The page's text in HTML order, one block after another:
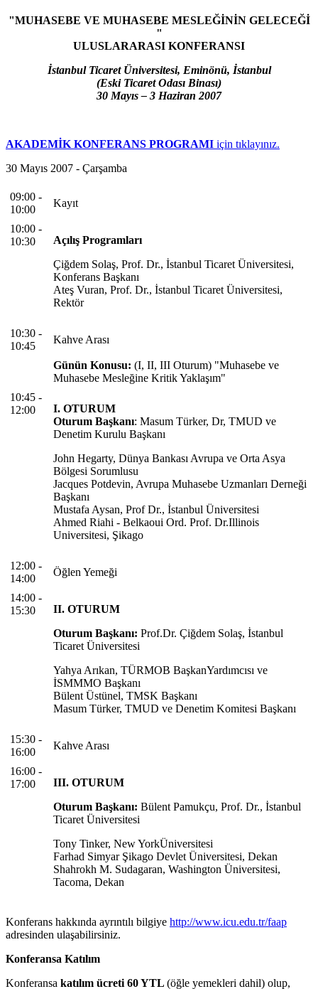
"MUHASEBE VE MUHASEBE MESLEĞİNİN GELECEĞİ
"
ULUSLARARASI KONFERANSI
İstanbul Ticaret Üniversitesi, Eminönü, İstanbul
(Eski Ticaret Odası Binası)
30 Mayıs – 3 Haziran 2007
AKADEMİK KONFERANS PROGRAMI için tıklayınız.
30 Mayıs 2007 - Çarşamba
09:00 -
10:00
Kayıt
10:00 -
10:30
Açılış Programları
Çiğdem Solaş, Prof. Dr., İstanbul Ticaret Üniversitesi,
Konferans Başkanı
Ateş Vuran, Prof. Dr., İstanbul Ticaret Üniversitesi,
Rektör
10:30 -
10:45
Kahve Arası
Günün Konusu: (I, II, III Oturum) "Muhasebe ve
Muhasebe Mesleğine Kritik Yaklaşım"
10:45 -
12:00
I. OTURUM
Oturum Başkanı: Masum Türker, Dr, TMUD ve
Denetim Kurulu Başkanı
John Hegarty, Dünya Bankası Avrupa ve Orta Asya
Bölgesi Sorumlusu
Jacques Potdevin, Avrupa Muhasebe Uzmanları Derneği
Başkanı
Mustafa Aysan, Prof Dr., İstanbul Üniversitesi
Ahmed Riahi - Belkaoui Ord. Prof. Dr.Illinois
Universitesi, Şikago
12:00 -
14:00
Öğlen Yemeği
14:00 -
15:30
II. OTURUM
Oturum Başkanı: Prof.Dr. Çiğdem Solaş, İstanbul
Ticaret Üniversitesi
Yahya Arıkan, TÜRMOB BaşkanYardımcısı ve
İSMMMO Başkanı
Bülent Üstünel, TMSK Başkanı
Masum Türker, TMUD ve Denetim Komitesi Başkanı
15:30 -
16:00
Kahve Arası
16:00 -
17:00
III. OTURUM
Oturum Başkanı: Bülent Pamukçu, Prof. Dr., İstanbul
Ticaret Üniversitesi
Tony Tinker, New YorkÜniversitesi
Farhad Simyar Şikago Devlet Üniversitesi, Dekan
Shahrokh M. Sudagaran, Washington Üniversitesi,
Tacoma, Dekan
Konferans hakkında ayrıntılı bilgiye http://www.icu.edu.tr/faap
adresinden ulaşabilirsiniz.
Konferansa Katılım
Konferansa katılım ücreti 60 YTL (öğle yemekleri dahil) olup,